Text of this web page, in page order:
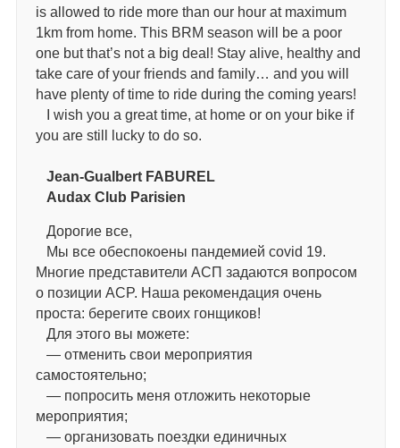
is allowed to ride more than our hour at maximum
1km from home. This BRM season will be a poor
one but that’s not a big deal! Stay alive, healthy and
take care of your friends and family… and you will
have plenty of time to ride during the coming years!
I wish you a great time, at home or on your bike if
you are still lucky to do so.
Jean-Gualbert FABUREL
Audax Club Parisien
Дорогие все,
Мы все обеспокоены пандемией covid 19.
Многие представители АСП задаются вопросом
о позиции АСP. Наша рекомендация очень
проста: берегите своих гонщиков!
Для этого вы можете:
— отменить свои мероприятия
самостоятельно;
— попросить меня отложить некоторые
мероприятия;
— организовать поездки единичных